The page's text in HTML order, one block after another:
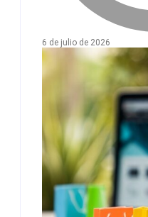
6 de julio de 2026